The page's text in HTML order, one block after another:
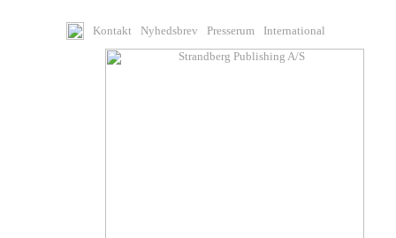
Kontakt Nyhedsbrev Presserum International